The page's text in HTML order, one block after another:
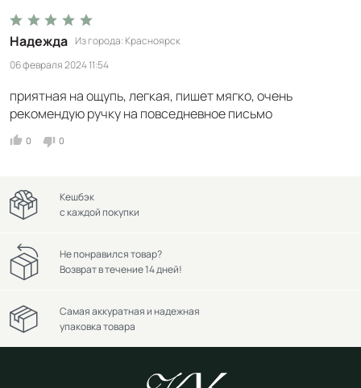
Надежда Из города Красноярск
06 февраля 2024 11:54
приятная на ощупь, легкая, пишет мягко, очень
рекомендую ручку на повседневное письмо
0 0
Кешбэк
с каждой покупки
Не понравился товар?
Возврат в течение 14 дней!
Самая аккуратная и надежная
упаковка товара